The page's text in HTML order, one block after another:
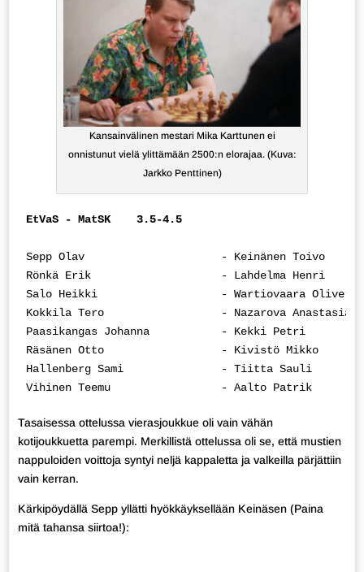
Kansainvälinen mestari Mika Karttunen ei
onnistunut vielä ylittämään 2500:n elorajaa. (Kuva:
Jarkko Penttinen)
EtVaS - MatSK    3.5-4.5
Sepp Olav                     - Keinänen Toivo
Rönkä Erik                    - Lahdelma Henri
Salo Heikki                   - Wartiovaara
Kokkila Tero                  - Nazarova
Paasikangas Johanna           - Kekki Petri
Räsänen Otto                  - Kivistö Mikko
Hallenberg Sami               - Tiitta Sauli
Vihinen Teemu                 - Aalto Patrik
Tasaisessa ottelussa vierasjoukkue oli vain vähän
kotijoukkuetta parempi. Merkillistä ottelussa oli se, että mustien
nappuloiden voittoja syntyi neljä kappaletta ja valkeilla pärjättiin
vain kerran.
Kärkipöydällä Sepp yllätti hyökkäyksellään Keinäsen (Paina
mitä tahansa siirtoa!):